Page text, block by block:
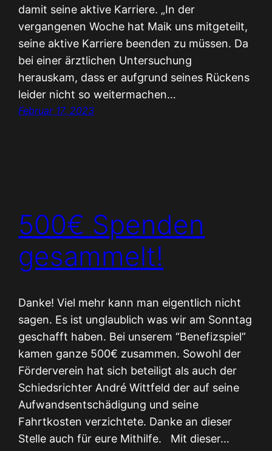
damit seine aktive Karriere. „In der
vergangenen Woche hat Maik uns mitgeteilt,
seine aktive Karriere beenden zu müssen. Da
bei einer ärztlichen Untersuchung
herauskam, dass er aufgrund seines Rückens
leider nicht so weitermachen…
Februar 17, 2023
500€ Spenden
gesammelt!
Danke! Viel mehr kann man eigentlich nicht
sagen. Es ist unglaublich was wir am Sonntag
geschafft haben. Bei unserem “Benefizspiel”
kamen ganze 500€ zusammen. Sowohl der
Förderverein hat sich beteiligt als auch der
Schiedsrichter André Wittfeld der auf seine
Aufwandsentschädigung und seine
Fahrtkosten verzichtete. Danke an dieser
Stelle auch für eure Mithilfe. Mit dieser…